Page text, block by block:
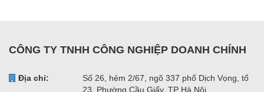
CÔNG TY TNHH CÔNG NGHIỆP DOANH CHÍNH
Địa chỉ:
Số 26, hẻm 2/67, ngõ 337 phố Dịch Vọng, tổ
23, Phường Cầu Giấy, TP Hà Nội